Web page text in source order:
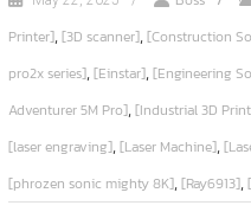
Printer],[3D scanner],[Construction
pro2x series],[Einstar],[Engineering
Adventurer 5M Pro],[Industrial 3D
[laser engraving],[Laser Machine],
[phrozen sonic mighty 8K],[Ray6913],